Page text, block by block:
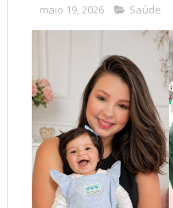
maio 19, 2026 Saúde